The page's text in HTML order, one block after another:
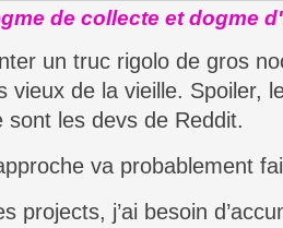
de collecte et dogme
un truc rigolo de gros
vieux de la vieille. Spoiler,
sont les devs de Reddit.
va probablement
projects, j’ai besoin